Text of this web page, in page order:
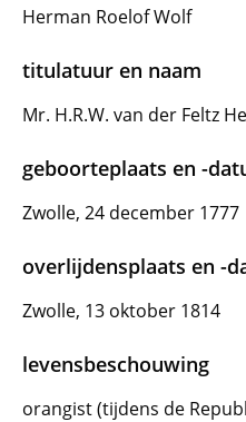
Herman Roelof Wolf
titulatuur en naam
Mr. H.R.W. van der Feltz
geboorteplaats en -
Zwolle, 24 december 1777
overlijdensplaats en -
Zwolle, 13 oktober 1814
levensbeschouwing
orangist (tijdens de